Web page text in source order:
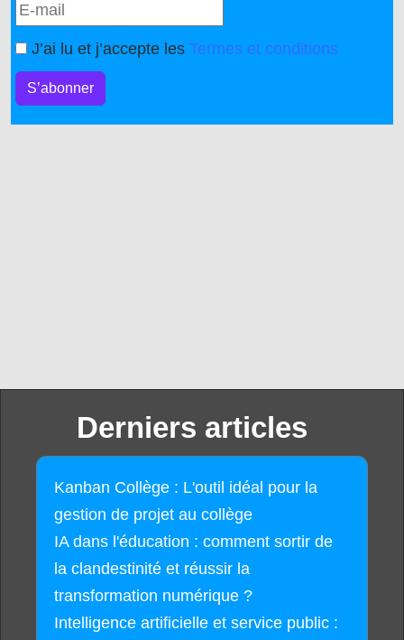
J’ai lu et j’accepte les Termes et conditions
S’abonner
Derniers articles
Kanban Collège : L'outil idéal pour la
gestion de projet au collège
IA dans l'éducation : comment sortir de
la clandestinité et réussir la
transformation numérique ?
Intelligence artificielle et service public :